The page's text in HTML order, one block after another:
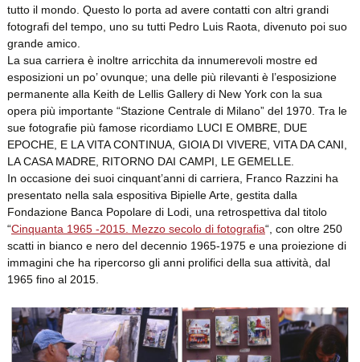
tutto il mondo. Questo lo porta ad avere contatti con altri grandi
fotografi del tempo, uno su tutti Pedro Luis Raota, divenuto poi suo
grande amico.
La sua carriera è inoltre arricchita da innumerevoli mostre ed
esposizioni un po’ ovunque; una delle più rilevanti è l’esposizione
permanente alla Keith de Lellis Gallery di New York con la sua
opera più importante “Stazione Centrale di Milano” del 1970. Tra le
sue fotografie più famose ricordiamo LUCI E OMBRE, DUE
EPOCHE, E LA VITA CONTINUA, GIOIA DI VIVERE, VITA DA CANI,
LA CASA MADRE, RITORNO DAI CAMPI, LE GEMELLE.
In occasione dei suoi cinquant’anni di carriera, Franco Razzini ha
presentato nella sala espositiva Bipielle Arte, gestita dalla
Fondazione Banca Popolare di Lodi, una retrospettiva dal titolo
“Cinquanta 1965 -2015. Mezzo secolo di fotografia“, con oltre 250
scatti in bianco e nero del decennio 1965-1975 e una proiezione di
immagini che ha ripercorso gli anni prolifici della sua attività, dal
1965 fino al 2015.